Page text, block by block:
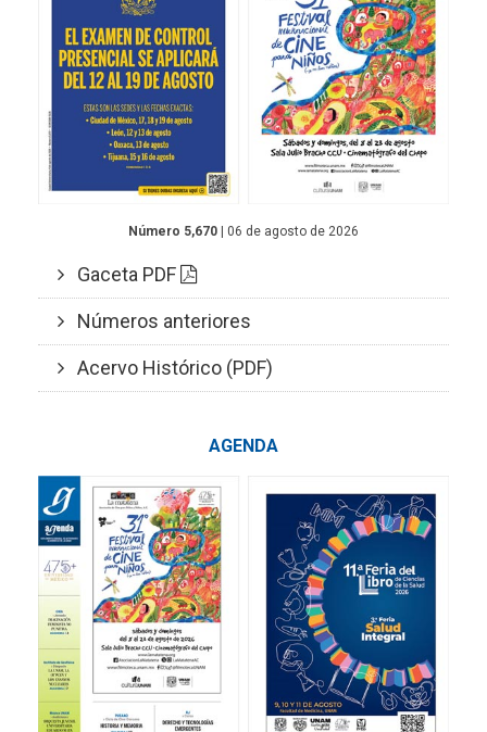
Número 5,670 | 06 de agosto de 2026
Gaceta PDF
Números anteriores
Acervo Histórico (PDF)
AGENDA